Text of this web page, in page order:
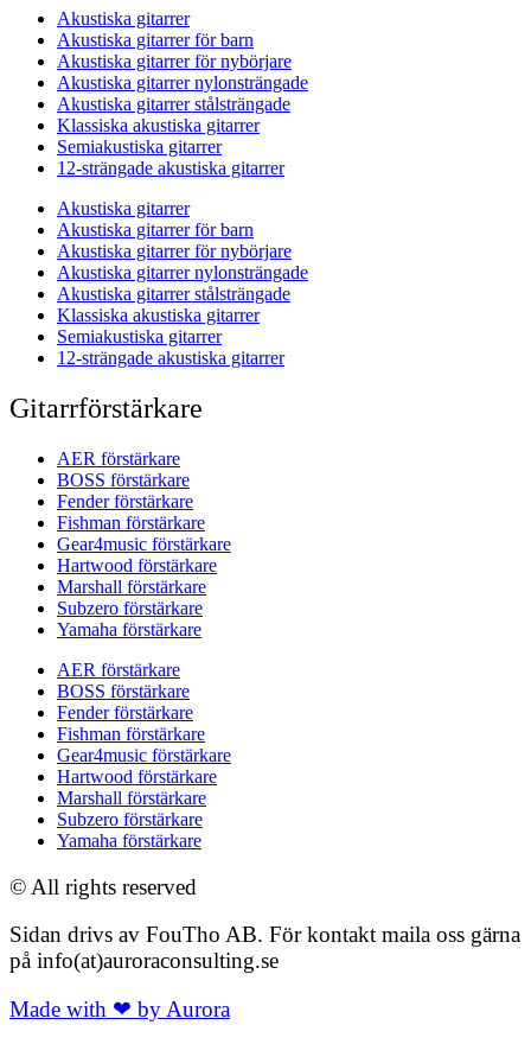
Akustiska gitarrer
Akustiska gitarrer för barn
Akustiska gitarrer för nybörjare
Akustiska gitarrer nylonsträngade
Akustiska gitarrer stålsträngade
Klassiska akustiska gitarrer
Semiakustiska gitarrer
12-strängade akustiska gitarrer
Akustiska gitarrer
Akustiska gitarrer för barn
Akustiska gitarrer för nybörjare
Akustiska gitarrer nylonsträngade
Akustiska gitarrer stålsträngade
Klassiska akustiska gitarrer
Semiakustiska gitarrer
12-strängade akustiska gitarrer
Gitarrförstärkare
AER förstärkare
BOSS förstärkare
Fender förstärkare
Fishman förstärkare
Gear4music förstärkare
Hartwood förstärkare
Marshall förstärkare
Subzero förstärkare
Yamaha förstärkare
AER förstärkare
BOSS förstärkare
Fender förstärkare
Fishman förstärkare
Gear4music förstärkare
Hartwood förstärkare
Marshall förstärkare
Subzero förstärkare
Yamaha förstärkare
© All rights reserved
Sidan drivs av FouTho AB. För kontakt maila oss gärna
på info(at)auroraconsulting.se
Made with ❤ by Aurora